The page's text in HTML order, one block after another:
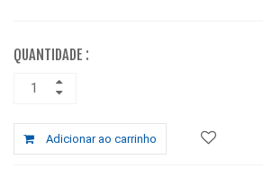
QUANTIDADE :
Adicionar ao carrinho